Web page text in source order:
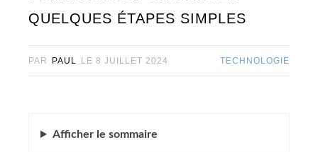
QUELQUES ÉTAPES SIMPLES
PAR PAUL LE 8 JUILLET 2024 TECHNOLOGIE
Afficher le sommaire